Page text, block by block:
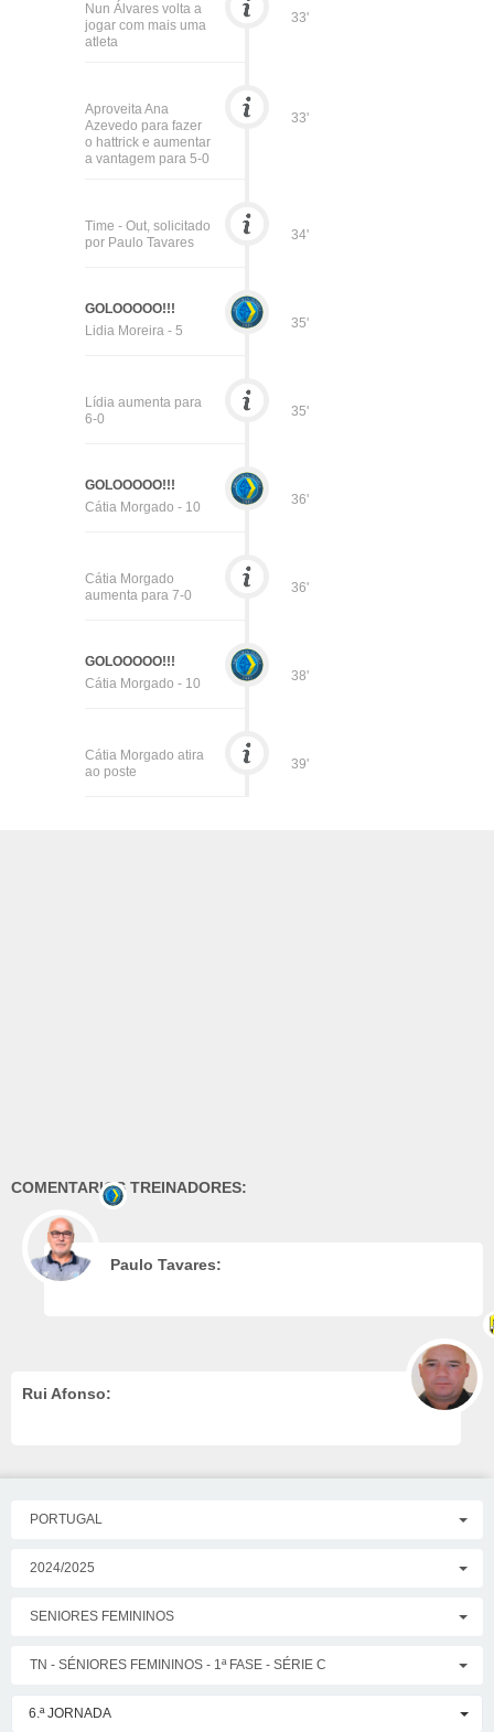
33'
Nun Álvares volta a
jogar com mais uma
atleta
33'
Aproveita Ana
Azevedo para fazer
o hattrick e aumentar
a vantagem para 5-0
34'
Time - Out, solicitado
por Paulo Tavares
35'
GOLOOOOO!!!
Lidia Moreira - 5
35'
Lídia aumenta para
6-0
36'
GOLOOOOO!!!
Cátia Morgado - 10
36'
Cátia Morgado
aumenta para 7-0
38'
GOLOOOOO!!!
Cátia Morgado - 10
39'
Cátia Morgado atira
ao poste
COMENTARIOS TREINADORES:
Paulo Tavares:
Rui Afonso:
PORTUGAL
2024/2025
SENIORES FEMININOS
TN - SÉNIORES FEMININOS - 1ª FASE - SÉRIE C
6.ª JORNADA